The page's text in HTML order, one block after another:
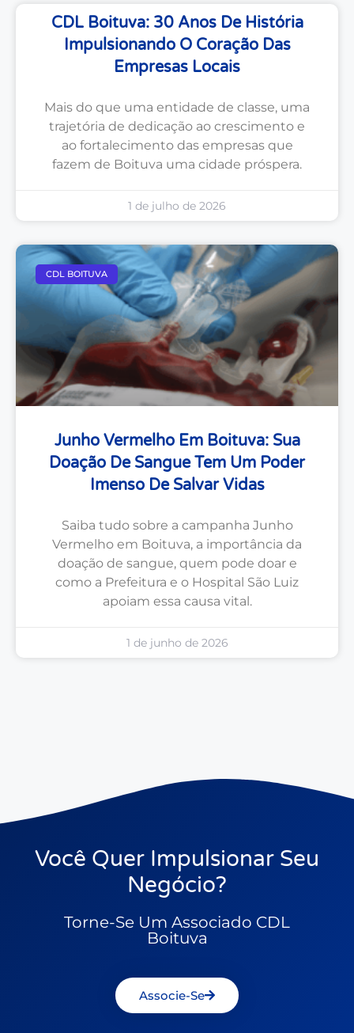
CDL Boituva: 30 Anos De História
Impulsionando O Coração Das
Empresas Locais
Mais do que uma entidade de classe, uma
trajetória de dedicação ao crescimento e
ao fortalecimento das empresas que
fazem de Boituva uma cidade próspera.
1 de julho de 2026
CDL BOITUVA
Junho Vermelho Em Boituva: Sua
Doação De Sangue Tem Um Poder
Imenso De Salvar Vidas
Saiba tudo sobre a campanha Junho
Vermelho em Boituva, a importância da
doação de sangue, quem pode doar e
como a Prefeitura e o Hospital São Luiz
apoiam essa causa vital.
1 de junho de 2026
Você Quer Impulsionar Seu
Negócio?
Torne-Se Um Associado CDL
Boituva
Associe-Se